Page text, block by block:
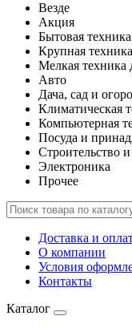
Везде
Акция
Бытовая техника
Крупная
Мелкая техника
Авто
Дача, сад и
Климатическая
Компьютерная
Посуда и
Строительство
Электроника
Прочее
Доставка и
О компании
Условия
Контакты
Каталог